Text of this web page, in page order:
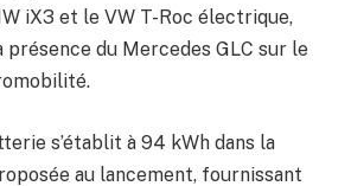
iX3 et le VW T-Roc électrique,
du Mercedes GLC sur le
s’établit à 94 kWh dans la
au lancement, fournissant